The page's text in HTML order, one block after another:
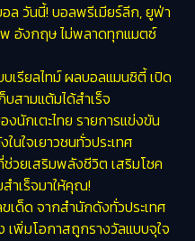
ล วันนี้! บอลพรีเมียร์ลีก, ยูฟ่า
อังกฤษ ไม่พลาดทุกแมตซ์
เรียลไทม์ ผลบอลแมนซิตี้ เปิด
สามแต้มได้สำเร็จ
นักเตะไทย รายการแข่งขัน
ใจเยาวชนทั่วประเทศ
วยเสริมพลังชีวิต เสริมโชค
ำเร็จมาให้คุณ!
เด็ด จากสำนักดังทั่วประเทศ
พิ่มโอกาสถูกรางวัลแบบจุใจ